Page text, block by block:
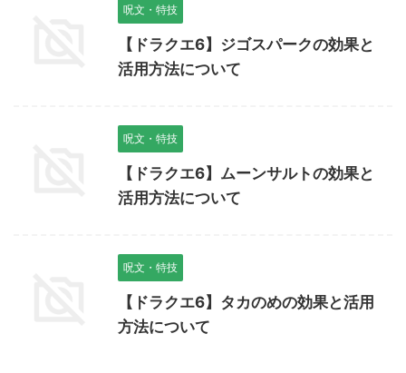
呪文・特技
【ドラクエ6】ジゴスパークの効果と
活用方法について
呪文・特技
【ドラクエ6】ムーンサルトの効果と
活用方法について
呪文・特技
【ドラクエ6】タカのめの効果と活用
方法について